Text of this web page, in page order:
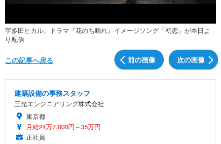
宇多田ヒカル、ドラマ『花のち晴れ』イメージソング「初恋」が本日よ
り配信
前の画像 次の画像
この記事へ戻る
建築設備の事務スタッフ
三光エンジニアリング株式会社
東京都
月給24万7,000円～35万円
正社員